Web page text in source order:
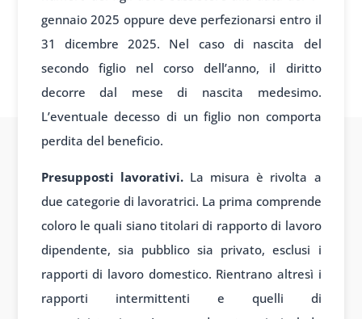
gennaio 2025 oppure deve perfezionarsi entro il
31 dicembre 2025. Nel caso di nascita del
secondo figlio nel corso dell’anno, il diritto
decorre dal mese di nascita medesimo.
L’eventuale decesso di un figlio non comporta
perdita del beneficio.
Presupposti lavorativi.La misura è rivolta a
due categorie di lavoratrici. La prima comprende
coloro le quali siano titolari di rapporto di lavoro
dipendente, sia pubblico sia privato, esclusi i
rapporti di lavoro domestico. Rientrano altresì i
rapporti intermittenti e quelli di